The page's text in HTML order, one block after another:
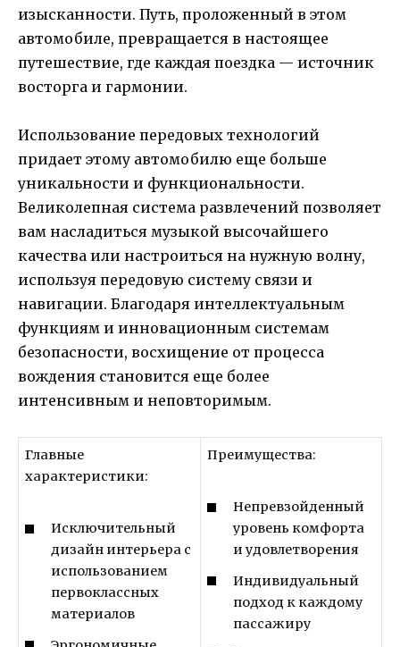
изысканности. Путь, проложенный в этом
автомобиле, превращается в настоящее
путешествие, где каждая поездка — источник
восторга и гармонии.
Использование передовых технологий
придает этому автомобилю еще больше
уникальности и функциональности.
Великолепная система развлечений позволяет
вам насладиться музыкой высочайшего
качества или настроиться на нужную волну,
используя передовую систему связи и
навигации. Благодаря интеллектуальным
функциям и инновационным системам
безопасности, восхищение от процесса
вождения становится еще более
интенсивным и неповторимым.
Главные
характеристики:
Исключительный
дизайн интерьера с
использованием
первоклассных
материалов
Преимущества:
Непревзойденный
уровень комфорта
и удовлетворения
Индивидуальный
подход к каждому
пассажиру